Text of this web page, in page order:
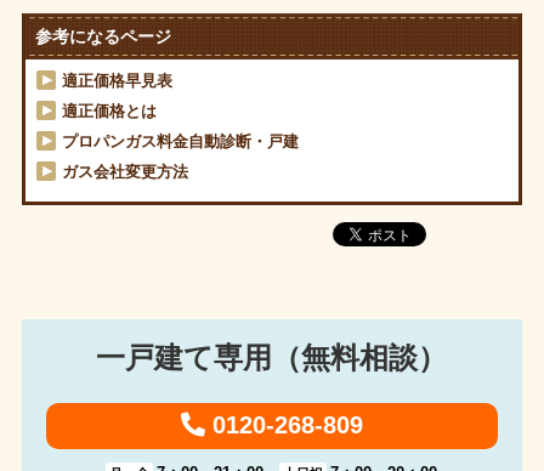
参考になるページ
適正価格早見表
適正価格とは
プロパンガス料金自動診断・戸建
ガス会社変更方法
一戸建て専用（無料相談）
0120-268-809